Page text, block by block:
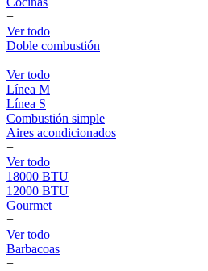
+
Ver todo
Doble combustión
+
Ver todo
Línea M
Línea S
Combustión simple
Aires acondicionados
+
Ver todo
18000 BTU
12000 BTU
Gourmet
+
Ver todo
Barbacoas
+